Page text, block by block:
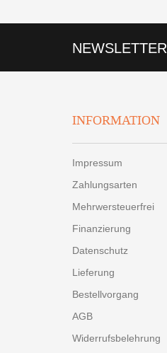
NEWSLETTER
INFORMATION
Impressum
Zahlungsarten
Mehrwersteuerfrei
Finanzierung
Datenschutz
Lieferung
Bestellvorgang
AGB
Widerrufsbelehrung